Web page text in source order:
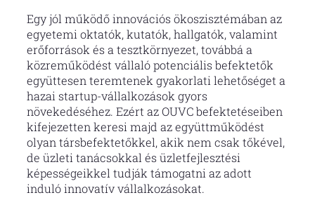
Egy jól működő innovációs ökoszisztémában az
egyetemi oktatók, kutatók, hallgatók, valamint
erőforrások és a tesztkörnyezet, továbbá a
közreműködést vállaló potenciális befektetők
együttesen teremtenek gyakorlati lehetőséget a
hazai startup-vállalkozások gyors
növekedéséhez. Ezért az OUVC befektetéseiben
kifejezetten keresi majd az együttműködést
olyan társbefektetőkkel, akik nem csak tőkével,
de üzleti tanácsokkal és üzletfejlesztési
képességeikkel tudják támogatni az adott
induló innovatív vállalkozásokat.